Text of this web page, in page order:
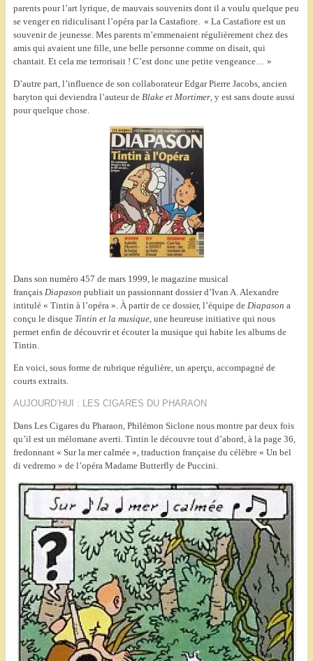
parents pour l’art lyrique, de mauvais souvenirs dont il a voulu quelque peu
se venger en ridiculisant l’opéra par la Castafiore. « La Castafiore est un
souvenir de jeunesse. Mes parents m’emmenaient régulièrement chez des
amis qui avaient une fille, une belle personne comme on disait, qui
chantait. Et cela me terrorisait ! C’est donc une petite vengeance… »
D’autre part, l’influence de son collaborateur Edgar Pierre Jacobs, ancien
baryton qui deviendra l’auteur de Blake et Mortimer, y est sans doute aussi
pour quelque chose.
Dans son numéro 457 de mars 1999, le magazine musical
français Diapason publiait un passionnant dossier d’Ivan A. Alexandre
intitulé « Tintin à l’opéra ». À partir de ce dossier, l’équipe de Diapason a
conçu le disque Tintin et la musique, une heureuse initiative qui nous
permet enfin de découvrir et écouter la musique qui habite les albums de
Tintin.
En voici, sous forme de rubrique régulière, un aperçu, accompagné de
courts extraits.
AUJOURD’HUI : LES CIGARES DU PHARAON
Dans Les Cigares du Pharaon, Philémon Siclone nous montre par deux fois
qu’il est un mélomane averti. Tintin le découvre tout d’abord, à la page 36,
fredonnant « Sur la mer calmée », traduction française du célèbre « Un bel
di vedremo » de l’opéra Madame Butterfly de Puccini.